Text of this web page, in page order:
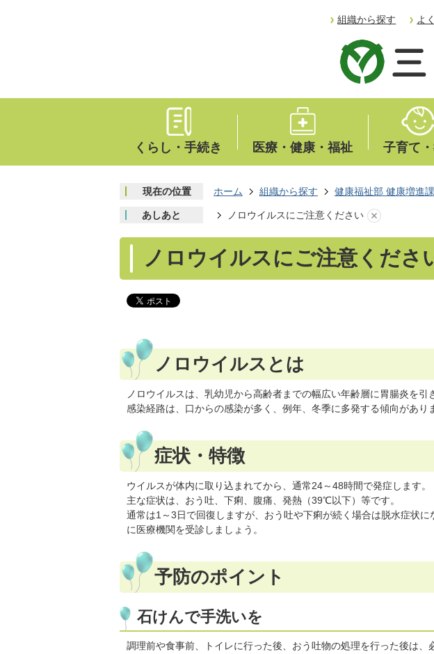
組織から探す よ
くらし・手続き 医療・健康・福祉 子育て
現在の位置 ホーム 組織から探す 健康福祉部 健康増進課
あしあと ノロウイルスにご注意ください
ノロウイルスにご注意くださ
ノロウイルスとは
ノロウイルスは、乳幼児から高齢者までの幅広い年齢層に胃腸炎を引
感染経路は、口からの感染が多く、例年、冬季に多発する傾向があり
症状・特徴
ウイルスが体内に取り込まれてから、通常24～48時間で発症します。
主な症状は、おう吐、下痢、腹痛、発熱（39℃以下）等です。
通常は1～3日で回復しますが、おう吐や下痢が続く場合は脱水症状
に医療機関を受診しましょう。
予防のポイント
石けんで手洗いを
調理前や食事前、トイレに行った後、おう吐物の処理を行った後は、